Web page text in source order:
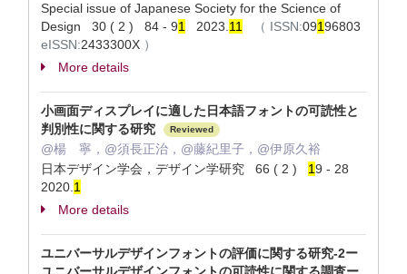
Special issue of Japanese Society for the Science of
Design 30 ( 2 ) 84 - 91 2023. 11 （ ISSN:09196803
eISSN:2433300X ）
More details
小画面ディスプレイに適した日本語フォントの可読性と
判別性に関する研究
Reviewed
@楊 寧，@須長正治，@藤紀里子，@伊原久裕
日本デザイン学会，デザイン学研究 66 ( 2 ) 19 - 28
2020. 1
More details
ユニバーサルデザインフォントの評価に関する研究-2ー